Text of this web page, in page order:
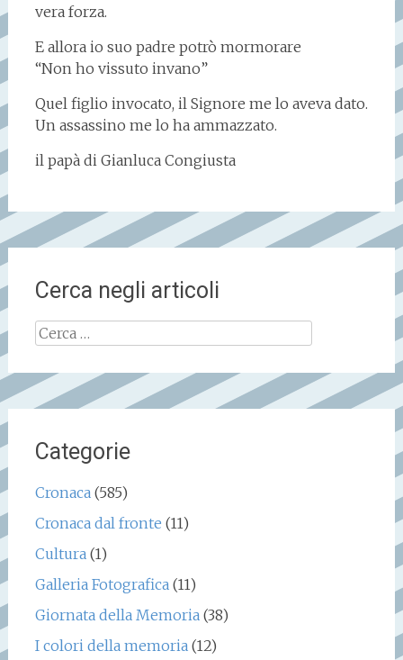
vera forza.
E allora io suo padre potrò mormorare
“Non ho vissuto invano”
Quel figlio invocato, il Signore me lo aveva dato.
Un assassino me lo ha ammazzato.
il papà di Gianluca Congiusta
Cerca negli articoli
Ricerca
Categorie
Cronaca(585)
Cronaca dal fronte (11)
Cultura(1)
Galleria Fotografica(11)
Giornata della Memoria(38)
I colori della memoria(12)